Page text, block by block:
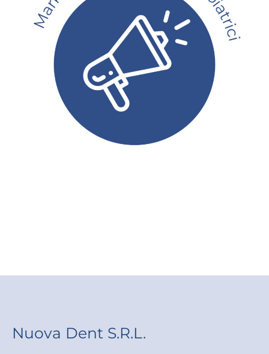
Nuova Dent S.R.L.